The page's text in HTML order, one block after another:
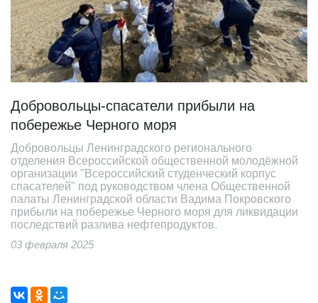
Добровольцы-спасатели прибыли на
побережье Черного моря
Добровольцы Ленинградского регионального
отделения Всероссийской общественной молодёжной
организации "Всероссийский студенческий корпус
спасателей" под руководством члена Общественной
палаты Ленинградской области Вадима Покровского
прибыли на побережье Черного моря для ликвидации
последствий разлива нефтепродуктов.
03 февраля 2025